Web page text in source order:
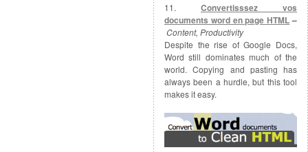
11. Convertisssez vos
documents word en page HTML –
Content, Productivity
Despite the rise of Google Docs,
Word still dominates much of the
world. Copying and pasting has
always been a hurdle, but this tool
makes it easy.